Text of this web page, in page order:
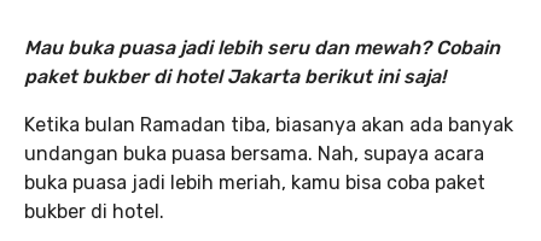
Mau buka puasa jadi lebih seru dan mewah? Cobain
paket bukber di hotel Jakarta berikut ini saja!
Ketika bulan Ramadan tiba, biasanya akan ada banyak
undangan buka puasa bersama. Nah, supaya acara
buka puasa jadi lebih meriah, kamu bisa coba paket
bukber di hotel.